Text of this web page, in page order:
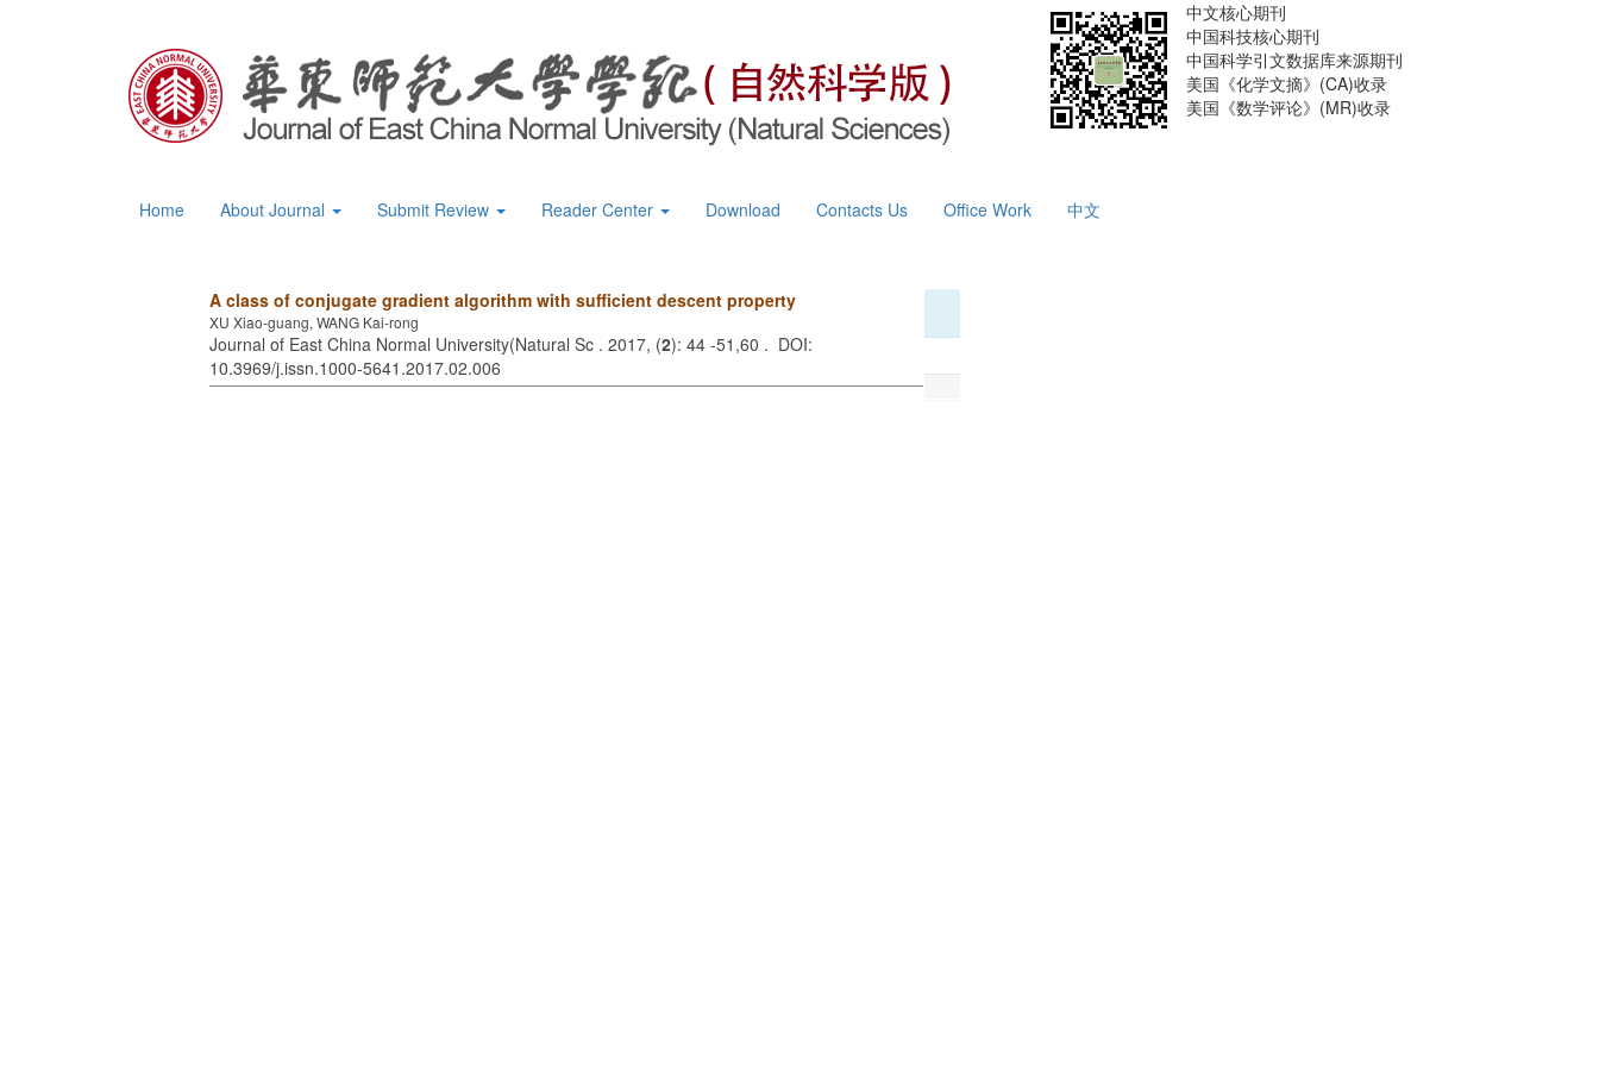
中文核心期刊
中国科技核心期刊
中国科学引文数据库来源期刊
美国《化学文摘》(CA)收录
美国《数学评论》(MR)收录
Home About Journal Submit Review Reader Center Download Contacts Us Office Work 中文
A class of conjugate gradient algorithm with sufficient descent property
XU Xiao-guang, WANG Kai-rong
Journal of East China Normal University(Natural Sc . 2017, (2): 44 -51,60 . DOI:
10.3969/j.issn.1000-5641.2017.02.006